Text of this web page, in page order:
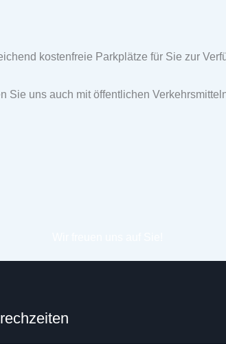
kostenfreie Parkplätze für Sie zur
Sie uns auch mit öffentlichen